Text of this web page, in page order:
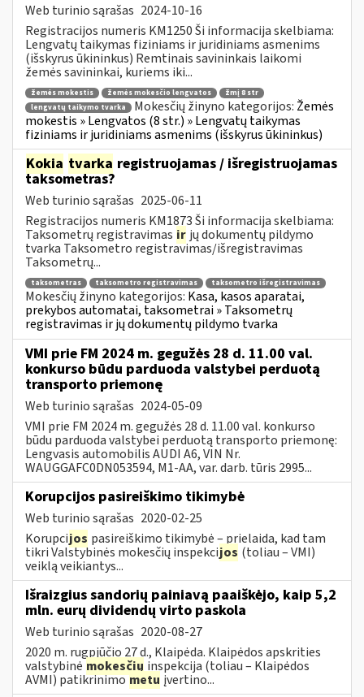
Web turinio sąrašas 2024-10-16
Registracijos numeris KM1250 Ši informacija skelbiama:
Lengvatų taikymas fiziniams ir juridiniams asmenims
(išskyrus ūkininkus) Remtinais savininkais laikomi
žemės savininkai, kuriems iki...
žemės mokestis žemės mokesčio lengvatos
žmį 8 str
lengvatų taikymo tvarka
Mokesčių žinyno kategorijos: Žemės
mokestis » Lengvatos (8 str.) » Lengvatų taikymas
fiziniams ir juridiniams asmenims (išskyrus ūkininkus)
Kokia tvarka registruojamas / išregistruojamas
taksometras?
Web turinio sąrašas 2025-06-11
Registracijos numeris KM1873 Ši informacija skelbiama:
Taksometrų registravimas ir jų dokumentų pildymo
tvarka Taksometro registravimas/išregistravimas
Taksometrų...
taksometras taksometro registravimas taksometro išregistravimas
Mokesčių žinyno kategorijos: Kasa, kasos aparatai,
prekybos automatai, taksometrai » Taksometrų
registravimas ir jų dokumentų pildymo tvarka
VMI prie FM 2024 m. gegužės 28 d. 11.00 val.
konkurso būdu parduoda valstybei perduotą
transporto priemonę
Web turinio sąrašas 2024-05-09
VMI prie FM 2024 m. gegužės 28 d. 11.00 val. konkurso
būdu parduoda valstybei perduotą transporto priemonę:
Lengvasis automobilis AUDI A6, VIN Nr.
WAUGGAFC0DN053594, M1-AA, var. darb. tūris 2995...
Korupcijos pasireiškimo tikimybė
Web turinio sąrašas 2020-02-25
Korupcijos pasireiškimo tikimybė – prielaida, kad tam
tikri Valstybinės mokesčių inspekcijos (toliau – VMI)
veiklą veikiantys...
Išraizgius sandorių painiavą paaiškėjo, kaip 5,2
mln. eurų dividendų virto paskola
Web turinio sąrašas 2020-08-27
2020 m. rugpjūčio 27 d., Klaipėda. Klaipėdos apskrities
valstybinė mokesčių inspekcija (toliau – Klaipėdos
AVMI) patikrinimometu įvertino...